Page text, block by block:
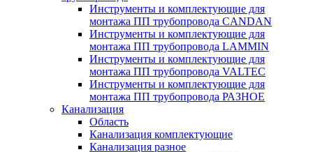
Инструменты и комплектующие для
монтажа ПП трубопровода CANDAN
Инструменты и комплектующие для
монтажа ПП трубопровода LAMMIN
Инструменты и комплектующие для
монтажа ПП трубопровода VALTEC
Инструменты и комплектующие для
монтажа ПП трубопровода РАЗНОЕ
Канализация
Область
Канализация комплектующие
Канализация разное